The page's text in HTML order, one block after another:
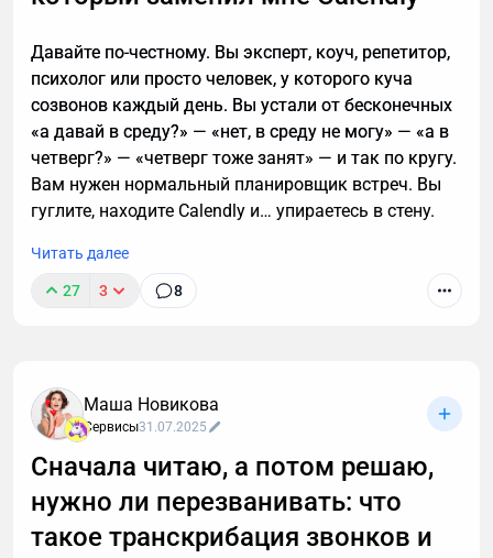
Давайте по-честному. Вы эксперт, коуч, репетитор,
психолог или просто человек, у которого куча
созвонов каждый день. Вы устали от бесконечных
«а давай в среду?» — «нет, в среду не могу» — «а в
четверг?» — «четверг тоже занят» — и так по кругу.
Вам нужен нормальный планировщик встреч. Вы
гуглите, находите Calendly и… упираетесь в стену.
Читать далее
27 3 8
Маша Новикова
Сервисы31.07.2025
Сначала читаю, а потом решаю,
нужно ли перезванивать: что
такое транскрибация звонков и